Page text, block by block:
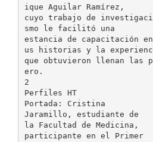
ique Aguilar Ramírez,
cuyo trabajo de
smo le facilitó una
estancia de capacitación
us historias y la
que obtuvieron llenan las
ero.
2
Perfiles HT
Portada: Cristina
Jaramillo, estudiante de
la Facultad de Medicina,
participante en el Primer